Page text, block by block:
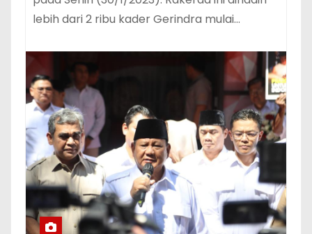
lebih dari 2 ribu kader Gerindra mulai…